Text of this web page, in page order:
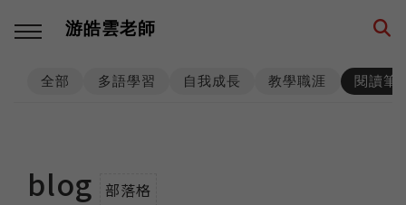
游皓雲老師
回主選單
學習方法
回主選單
海外工作
回主選單
師生互動
回主選單
品牌建立
回主選單
異國文化
回主選單
養狗經
全部 多語學習 自我成長 教學職涯 閱讀筆
blog 部落格